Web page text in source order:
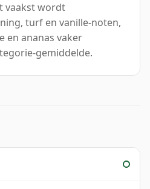
vaakst wordt
turf en vanille-noten,
en ananas vaker
gemiddelde.